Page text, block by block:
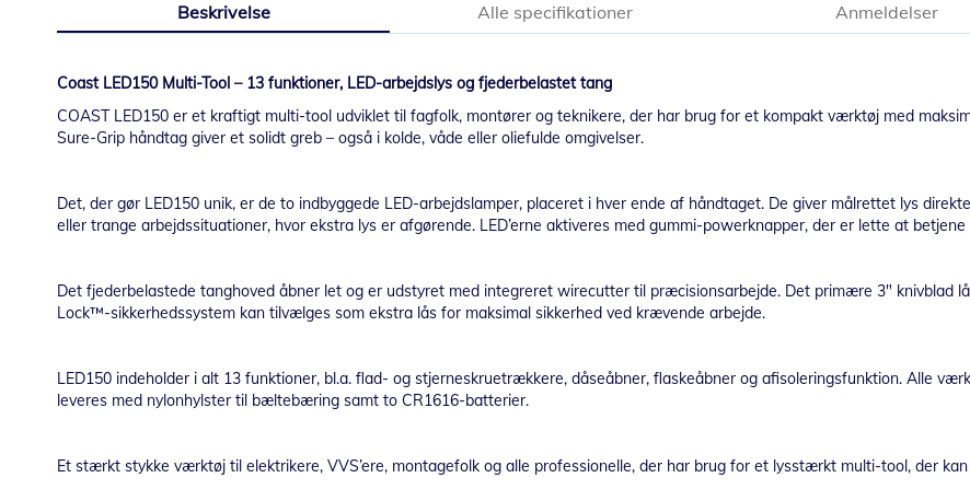
af
Beskrivelse
Coast LED150 Multi-Tool – 13 funktioner, LED-arbejdslys og fjederbelastet tang
COAST LED150 er et kraftigt multi-tool udviklet til fagfolk, montører og teknikere, der har brug for et kompakt værktøj med
Sure-Grip håndtag giver et solidt greb – også i kolde, våde eller oliefulde omgivelser.
Det, der gør LED150 unik, er de to indbyggede LED-arbejdslamper, placeret i hver ende af håndtaget. De giver målrettet lys
eller trange arbejdssituationer, hvor ekstra lys er afgørende. LED’erne aktiveres med gummi-powerknapper, der er lette at betjene
Det fjederbelastede tanghoved åbner let og er udstyret med integreret wirecutter til præcisionsarbejde. Det primære 3" knivblad
Lock™-sikkerhedssystem kan tilvælges som ekstra lås for maksimal sikkerhed ved krævende arbejde.
LED150 indeholder i alt 13 funktioner, bl.a. flad- og stjerneskruetrækkere, dåseåbner, flaskeåbner og afisoleringsfunktion. Alle
leveres med nylonhylster til bæltebæring samt to CR1616-batterier.
Et stærkt stykke værktøj til elektrikere, VVS’ere, montagefolk og alle professionelle, der har brug for et lysstærkt multi-tool, der
Alle specifikationer Anmeldelser